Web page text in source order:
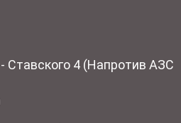
Ставского 4 (Напротив АЗС